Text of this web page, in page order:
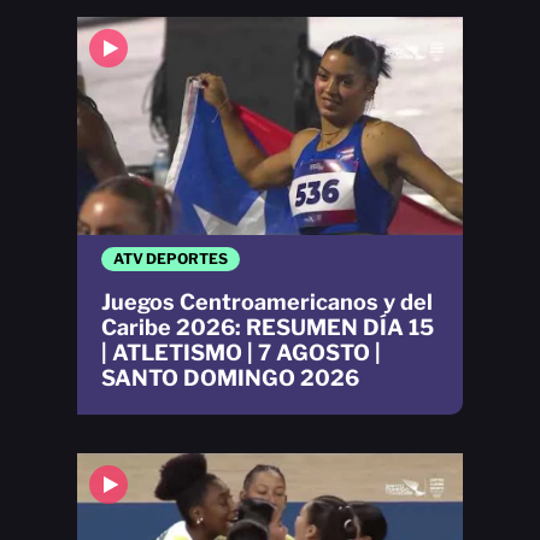
ATV DEPORTES
Juegos Centroamericanos y del
Caribe 2026: RESUMEN DÍA 15
| ATLETISMO | 7 AGOSTO |
SANTO DOMINGO 2026